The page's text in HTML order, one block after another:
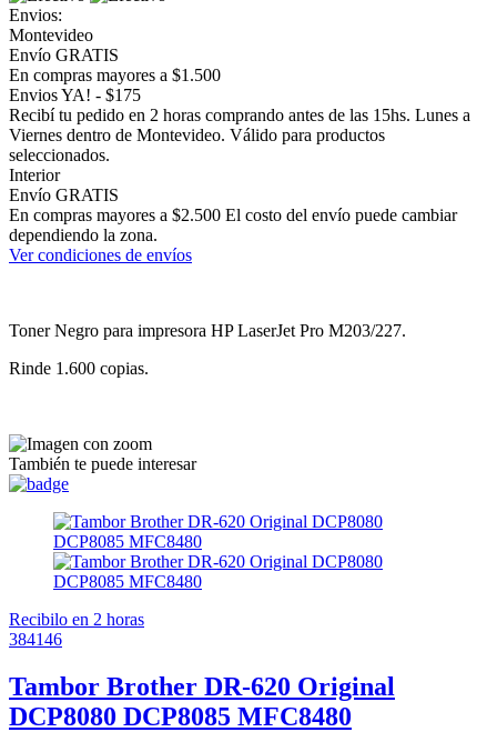
Envios:
Montevideo
Envío GRATIS
En compras mayores a $1.500
Envios YA! - $175
Recibí tu pedido en 2 horas comprando antes de las 15hs. Lunes a
Viernes dentro de Montevideo. Válido para productos
seleccionados.
Interior
Envío GRATIS
En compras mayores a $2.500 El costo del envío puede cambiar
dependiendo la zona.
Ver condiciones de envíos
Toner Negro para impresora HP LaserJet Pro M203/227.
Rinde 1.600 copias.
También te puede interesar
Recibilo en 2 horas
384146
Tambor Brother DR-620 Original
DCP8080 DCP8085 MFC8480